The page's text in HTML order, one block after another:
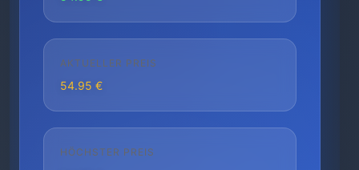
AKTUELLER PREIS
54.95 €
HÖCHSTER PREIS